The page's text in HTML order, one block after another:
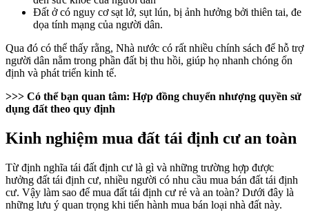
Đất ở có nguy cơ sạt lở, sụt lún, bị ảnh hưởng bởi thiên tai, đe
dọa tính mạng của người dân.
Qua đó có thể thấy rằng, Nhà nước có rất nhiều chính sách để hỗ trợ
người dân nằm trong phần đất bị thu hồi, giúp họ nhanh chóng ổn
định và phát triển kinh tế.
>>> Có thể bạn quan tâm: Hợp đồng chuyển nhượng quyền sử
dụng đất theo quy định
Kinh nghiệm mua đất tái định cư an toàn
Từ định nghĩa tái đất định cư là gì và những trường hợp được
hưởng đất tái định cư, nhiều người có nhu cầu mua bán đất tái định
cư. Vậy làm sao để mua đất tái định cư rẻ và an toàn? Dưới đây là
những lưu ý quan trọng khi tiến hành mua bán loại nhà đất này.